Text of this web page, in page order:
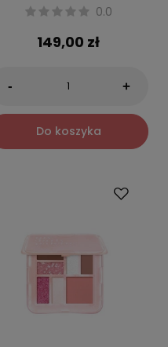
0.0
149,00 zł
- +
Do koszyka